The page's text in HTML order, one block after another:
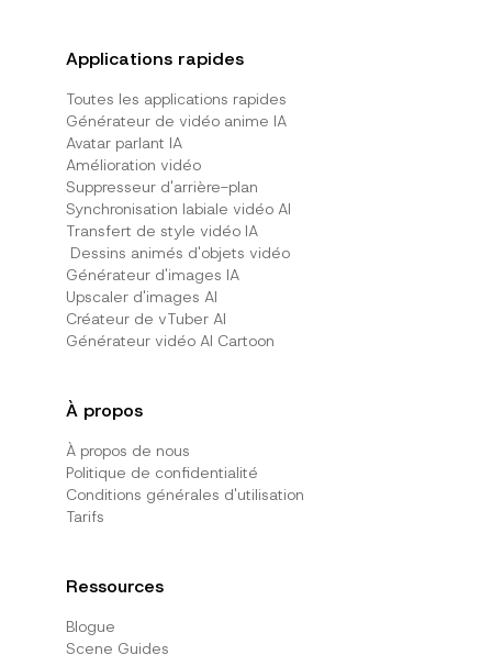
Applications rapides
Toutes les applications rapides
Générateur de vidéo anime IA
Avatar parlant IA
Amélioration vidéo
Suppresseur d'arrière-plan
Synchronisation labiale vidéo AI
Transfert de style vidéo IA
Dessins animés d'objets vidéo
Générateur d'images IA
Upscaler d'images AI
Créateur de vTuber AI
Générateur vidéo AI Cartoon
À propos
À propos de nous
Politique de confidentialité
Conditions générales d'utilisation
Tarifs
Ressources
Blogue
Scene Guides